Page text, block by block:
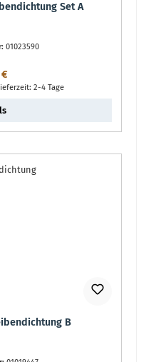
Set A
01023590
Preis:
2-4 Tage
B